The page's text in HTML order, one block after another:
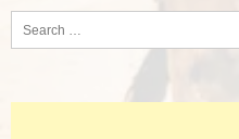
for: